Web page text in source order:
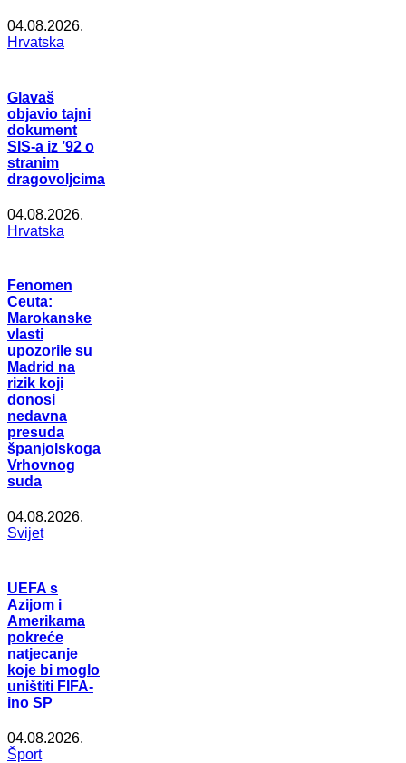
04.08.2026.
Hrvatska
Glavaš
objavio tajni
dokument
SIS-a iz ’92 o
stranim
dragovoljcima
04.08.2026.
Hrvatska
Fenomen
Ceuta:
Marokanske
vlasti
upozorile su
Madrid na
rizik koji
donosi
nedavna
presuda
španjolskoga
Vrhovnog
suda
04.08.2026.
Svijet
UEFA s
Azijom i
Amerikama
pokreće
natjecanje
koje bi moglo
uništiti FIFA-
ino SP
04.08.2026.
Šport